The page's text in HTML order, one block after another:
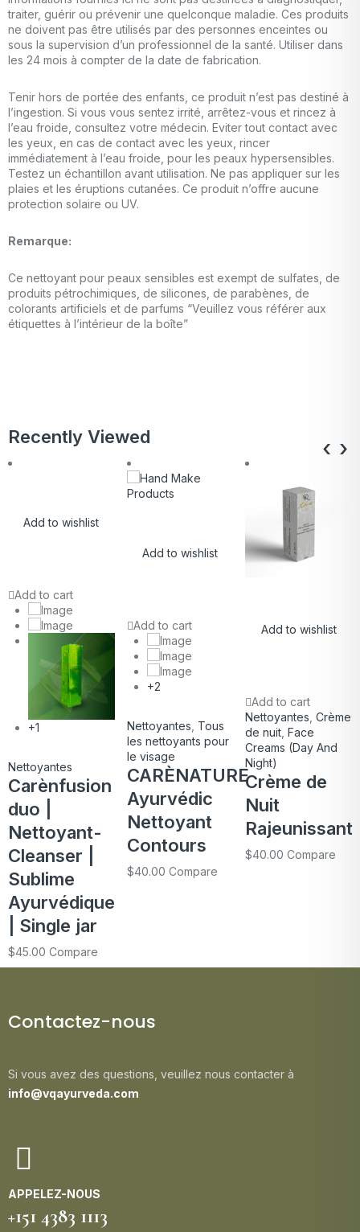
traiter, guérir ou prévenir une quelconque maladie. Ces produits
ne doivent pas être utilisés par des personnes enceintes ou
sous la supervision d’un professionnel de la santé. Utiliser dans
les 24 mois à compter de la date de fabrication.
Tenir hors de portée des enfants, ce produit n’est pas destiné à
l’ingestion. Si vous vous sentez irrité, arrêtez-vous et rincez à
l’eau froide, consultez votre médecin. Eviter tout contact avec
les yeux, en cas de contact avec les yeux, rincer
immédiatement à l’eau froide, pour les peaux hypersensibles.
Testez un échantillon avant utilisation. Ne pas appliquer sur les
plaies et les éruptions cutanées. Ce produit n’offre aucune
protection solaire ou UV.
Remarque:
Ce nettoyant pour peaux sensibles est exempt de sulfates, de
produits pétrochimiques, de silicones, de parabènes, de
colorants artificiels et de parfums “Veuillez vous référer aux
étiquettes à l’intérieur de la boîte”
Recently Viewed
Add to wishlist
Add to cart
+1
Nettoyantes
Carènfusion
duo |
Nettoyant-
Cleanser |
Sublime
Ayurvédique
| Single jar
$45.00 Compare
Add to wishlist
Add to cart
+2
Nettoyantes Tous
les nettoyants pour
le visage
CARÈNATURE
Ayurvédic
Nettoyant
Contours
$40.00 Compare
Add to wishlist
Add to cart
Nettoyantes ,Crème
de nuit ,Face
Creams (Day And
Night)
Crème de
Nuit
$40.00 Compare
‹ ›
Contactez-nous
Si vous avez des questions, veuillez nous contacter à
info@vqayurveda.com
APPELEZ-NOUS
+151 4383 1113